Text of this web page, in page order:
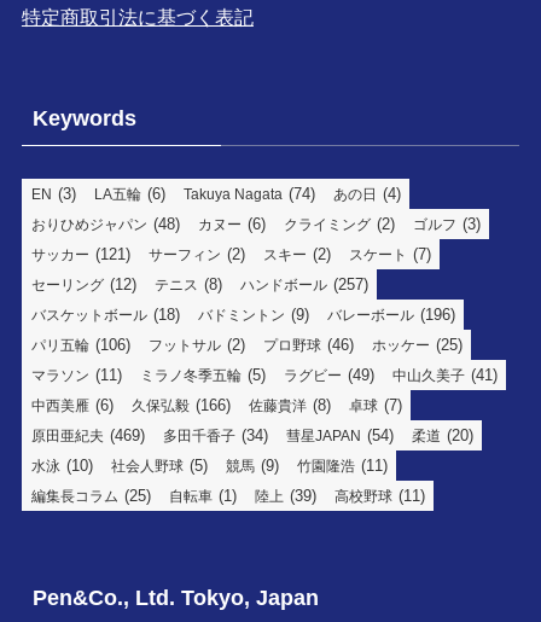
特定商取引法に基づく表記
Keywords
EN (3) LA五輪 (6) Takuya Nagata (74) あの日 (4)
おりひめジャパン (48) カヌー (6) クライミング (2) ゴルフ (3)
サッカー (121) サーフィン (2) スキー (2) スケート (7)
セーリング (12) テニス (8) ハンドボール (257)
バスケットボール (18) バドミントン (9) バレーボール (196)
パリ五輪 (106) フットサル (2) プロ野球 (46) ホッケー (25)
マラソン (11) ミラノ冬季五輪 (5) ラグビー (49) 中山久美子 (41)
中西美雁 (6) 久保弘毅 (166) 佐藤貴洋 (8) 卓球 (7)
原田亜紀夫 (469) 多田千香子 (34) 彗星JAPAN (54) 柔道 (20)
水泳 (10) 社会人野球 (5) 競馬 (9) 竹園隆浩 (11)
編集長コラム (25) 自転車 (1) 陸上 (39) 高校野球 (11)
Pen&Co., Ltd. Tokyo, Japan